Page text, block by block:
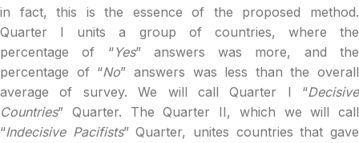
in fact, this is the essence of the proposed method.
Quarter I units a group of countries, where the
percentage of “Yes” answers was more, and the
percentage of “No” answers was less than the overall
average of survey. We will call Quarter I “Decisive
Countries” Quarter. The Quarter II, which we will call
“Indecisive Pacifists” Quarter, unites countries that gave